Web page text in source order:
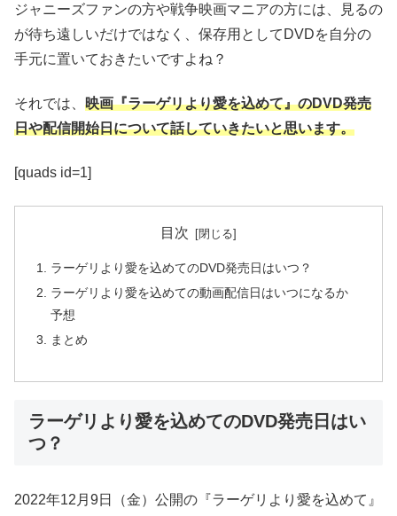
ジャニーズファンの方や戦争映画マニアの方には、見るの
が待ち遠しいだけではなく、保存用としてDVDを自分の
手元に置いておきたいですよね？
それでは、 映画『ラーゲリより愛を込めて』のDVD発売
日や配信開始日について話していきたいと思います。
[quads id=1]
目次
​ラーゲリより愛を込めてのDVD発売日はいつ？
ラーゲリより愛を込めての動画配信日はいつになるか
予想
まとめ​​​​
​ラーゲリより愛を込めてのDVD発売日はい
つ？
2022年12月9日（金）公開の『ラーゲリより愛を込めて』